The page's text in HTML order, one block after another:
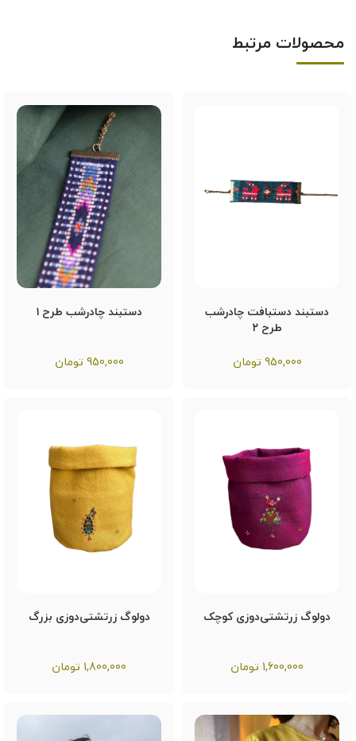
محصولات مرتبط
دستبند دستبافت چادرشب
طرح ۲
950,000 تومان
دستبند چادرشب طرح ۱
950,000 تومان
دولوگ زرتشتی‌دوزی کوچک
1,600,000 تومان
دولوگ زرتشتی‌دوزی بزرگ
1,800,000 تومان